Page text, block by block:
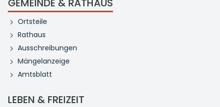
GEMEINDE & RATHAUS
Ortsteile
Rathaus
Ausschreibungen
Mängelanzeige
Amtsblatt
LEBEN & FREIZEIT